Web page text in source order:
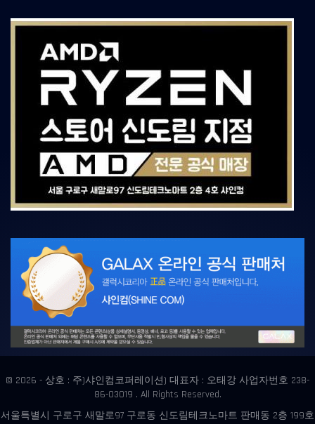
© 2026 - 상호 : 주)샤인컴코퍼레이션) 대표자 : 오태강 사업자번호 238-
86-03019 . All Rights Reserved.
서울특별시 구로구 새말로97 구로동 신도림테크노마트 판매동 2층 199호